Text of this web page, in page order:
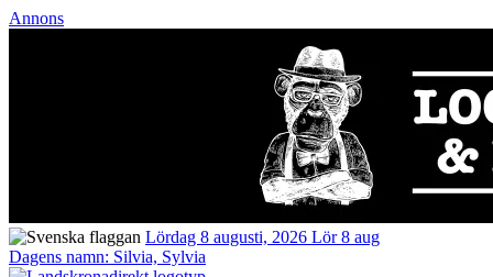
Annons
Lördag 8 augusti, 2026 Lör 8 aug
Dagens namn: Silvia, Sylvia